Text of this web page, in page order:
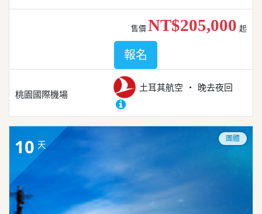
桃園國際機場
土耳其航空 晚去夜回
售價 NT$205,000 起
報名
10 天
團體